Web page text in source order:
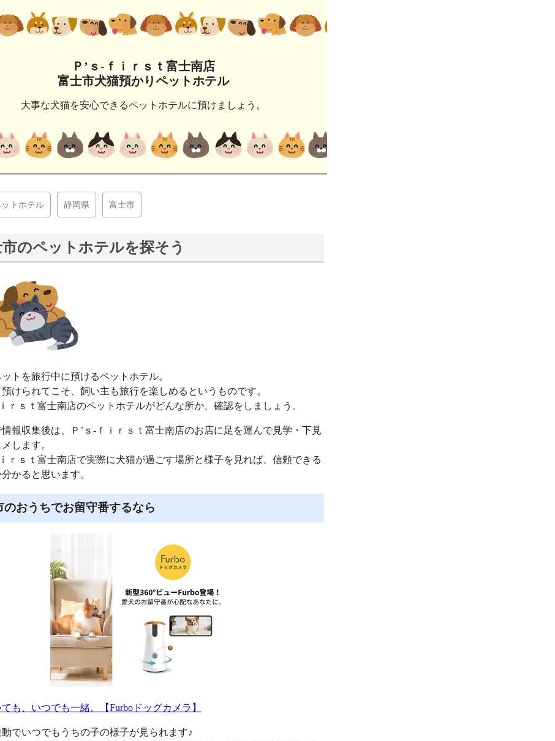
Ｐ’ｓ‐ｆｉｒｓｔ富士南店
富士市犬猫預かりペットホテル
大事な犬猫を安心できるペットホテルに預けましょう。
トホテル 静岡県 富士市
のペットホテルを探そう
トを旅行中に預けるペットホテル。
けられてこそ、飼い主も旅行を楽しめるというものです。
ｉｒｓｔ富士南店のペットホテルがどんな所か、確認をしましょう。
報収集後は、Ｐ’ｓ‐ｆｉｒｓｔ富士南店のお店に足を運んで見学・下見
します。
ｉｒｓｔ富士南店で実際に犬猫が過ごす場所と様子を見れば、信頼できる
かると思います。
のおうちでお留守番するなら
も、いつでも一緒。【Furboドッグカメラ】
動でいつでもうちの子の様子が見られます♪